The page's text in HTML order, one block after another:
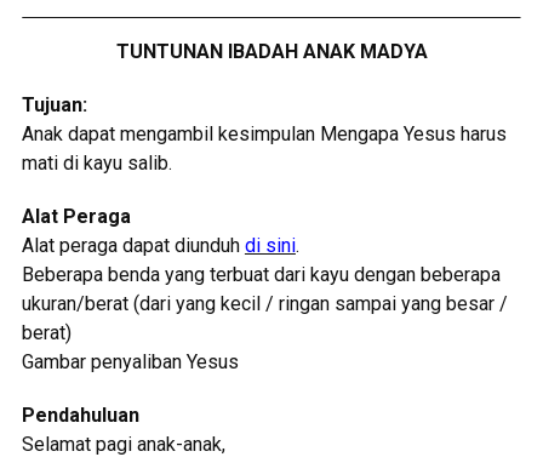
TUNTUNAN IBADAH ANAK MADYA
Tujuan:
Anak dapat mengambil kesimpulan Mengapa Yesus harus
mati di kayu salib.
Alat Peraga
Alat peraga dapat diunduh di sini.
Beberapa benda yang terbuat dari kayu dengan beberapa
ukuran/berat (dari yang kecil / ringan sampai yang besar /
berat)
Gambar penyaliban Yesus
Pendahuluan
Selamat pagi anak-anak,